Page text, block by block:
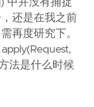
中并没有捕捉
还是在我之前
再度研究下。
法是什么时候